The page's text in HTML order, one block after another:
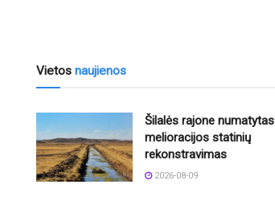
Vietos naujienos
Šilalės rajone numatytas
melioracijos statinių
rekonstravimas
2026-08-09